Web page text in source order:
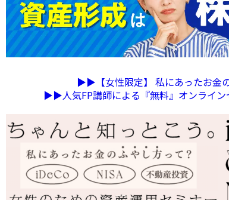
▶︎▶︎【女性限定】 私にあったお金
▶︎▶︎人気FP講師による『無料』オンライ